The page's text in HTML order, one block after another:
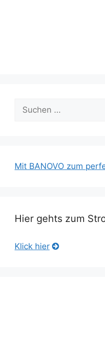
nach:
Mit BANOVO zum
Hier gehts zum
Klick hier